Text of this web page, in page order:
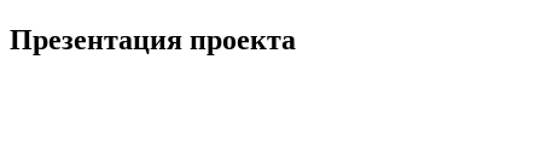
Презентация проекта